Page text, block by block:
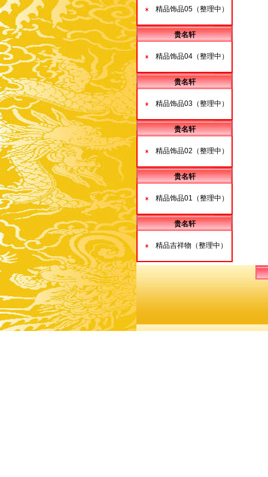
精品饰品05（整理中）
贵名轩
精品饰品04（整理中）
贵名轩
精品饰品03（整理中）
贵名轩
精品饰品02（整理中）
贵名轩
精品饰品01（整理中）
贵名轩
精品吉祥物（整理中）